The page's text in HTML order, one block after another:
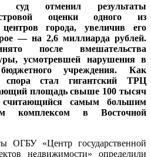
суд отменил результаты
оценки одного из
города, увеличив его
— на 2,6 миллиарда рублей.
после вмешательства
усмотревшей нарушения в
учреждения. Как
спора стал гигантский ТРЦ
площадь свыше 100 тысяч
самым большим
комплексом в Восточной
ОГБУ «Центр государственной
недвижимости» определили